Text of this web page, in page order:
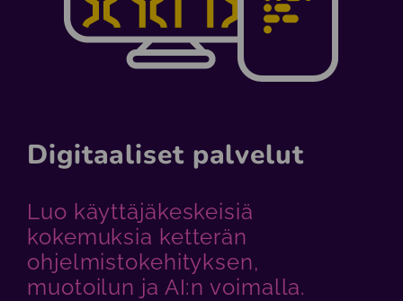
Digitaaliset palvelut
Luo käyttäjäkeskeisiä
kokemuksia ketterän
ohjelmistokehityksen,
muotoilun ja AI:n voimalla.